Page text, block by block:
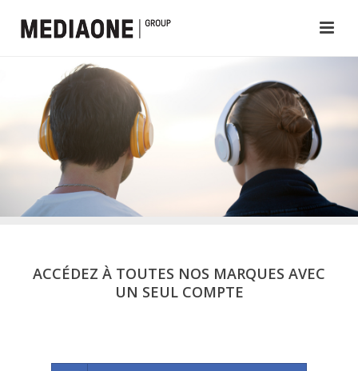
ACCÉDEZ À TOUTES NOS MARQUES AVEC
UN SEUL COMPTE